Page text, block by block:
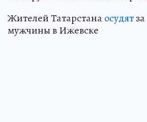
Жителей Татарстанаосудят
мужчины в Ижевске